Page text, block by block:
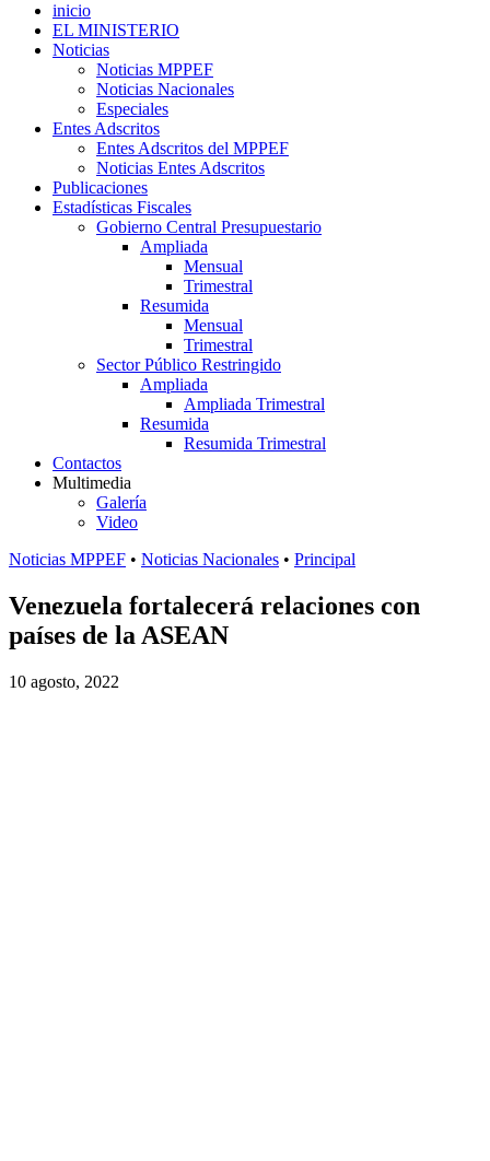
inicio
EL MINISTERIO
Noticias
Noticias MPPEF
Noticias Nacionales
Especiales
Entes Adscritos
Entes Adscritos del MPPEF
Noticias Entes Adscritos
Publicaciones
Estadísticas Fiscales
Gobierno Central Presupuestario
Ampliada
Mensual
Trimestral
Resumida
Mensual
Trimestral
Sector Público Restringido
Ampliada
Ampliada Trimestral
Resumida
Resumida Trimestral
Contactos
Multimedia
Galería
Video
Noticias MPPEF • Noticias Nacionales • Principal
Venezuela fortalecerá relaciones con
países de la ASEAN
10 agosto, 2022